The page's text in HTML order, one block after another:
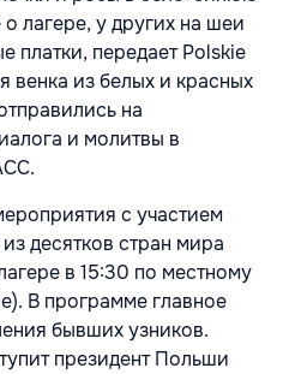
лагере, у других на шеи
платки, передает Polskie
венка из белых и красных
на
и молитвы в
с участием
десятков стран мира
в 15:30 по местному
В программе главное
бывших узников.
президент Польши